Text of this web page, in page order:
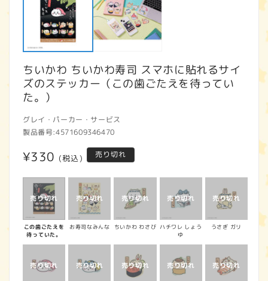
ちいかわ ちいかわ寿司 スマホに貼れるサイ
ズのステッカー（この歯ごたえを待ってい
た。）
グレイ・パーカー・サービス
製品番号:4571609346470
通
常
価
格
¥330 (税込) 売り切れ
この歯ごたえを
待っていた。
お寿司なみんな ちいかわ わさび ハチワレ しょう
ゆ
うさぎ ガリ